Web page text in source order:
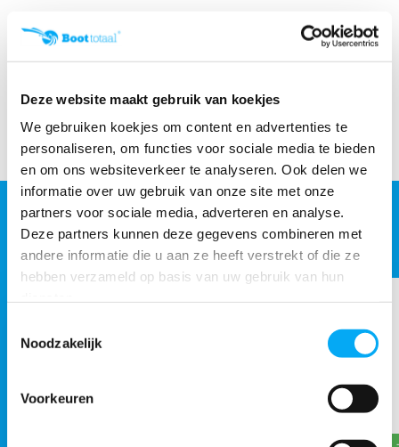
Deze website maakt gebruik van koekjes
We gebruiken koekjes om content en advertenties te
personaliseren, om functies voor sociale media te bieden
en om ons websiteverkeer te analyseren. Ook delen we
informatie over uw gebruik van onze site met onze
partners voor sociale media, adverteren en analyse.
Deze partners kunnen deze gegevens combineren met
andere informatie die u aan ze heeft verstrekt of die ze
hebben verzameld op basis van uw gebruik van hun
Noodzakelijk
Voorkeuren
Productomschrijving
Specificaties
Delen
ACCESSOIRES
Maak je aankoop compleet
Teak olie plus